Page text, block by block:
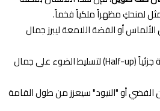
لمنحكِ مظهراً ملكياً فخماً.
أو الفضة اللامعة ليبرز جمال
اعتمدي تسريحة شعر مرفوعة جزئياً (Half-up) لتسليط الضوء على جمال
الفضي أو "النيود" سيعزز من طول القامة